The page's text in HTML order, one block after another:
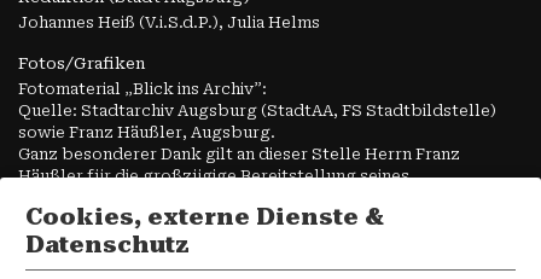
Johannes Heiß (V.i.S.d.P.), Julia Helms
Fotos/Grafiken
Fotomaterial „Blick ins Archiv”:
Quelle: Stadtarchiv Augsburg (StadtAA, FS Stadtbildstelle)
sowie Franz Häußler, Augsburg.
Ganz besonderer Dank gilt an dieser Stelle Herrn Franz
Häußler für die großzügige Bereitstellung seines
Alle Grafiken und weiteren Fotos
Cookies, externe Dienste &
Datenschutz